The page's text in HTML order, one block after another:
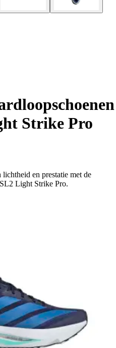
Strike Pro
en prestatie met de
Light Strike Pro.